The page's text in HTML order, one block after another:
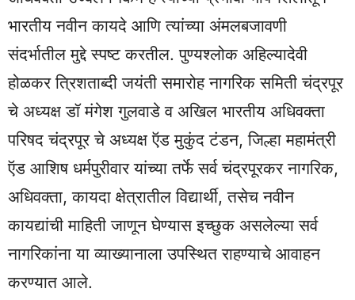
भारतीय नवीन कायदे आणि त्यांच्या अंमलबजावणी
संदर्भातील मुद्दे स्पष्ट करतील. पुण्यश्लोक अहिल्यादेवी
होळकर त्रिशताब्दी जयंती समारोह नागरिक समिती चंद्रपूर
चे अध्यक्ष डॉ मंगेश गुलवाडे व अखिल भारतीय अधिवक्ता
परिषद चंद्रपूर चे अध्यक्ष ऍड मुकुंद टंडन, जिल्हा महामंत्री
ऍड आशिष धर्मपुरीवार यांच्या तर्फे सर्व चंद्रपूरकर नागरिक,
अधिवक्ता, कायदा क्षेत्रातील विद्यार्थी, तसेच नवीन
कायद्यांची माहिती जाणून घेण्यास इच्छुक असलेल्या सर्व
नागरिकांना या व्याख्यानाला उपस्थित राहण्याचे आवाहन
करण्यात आले.